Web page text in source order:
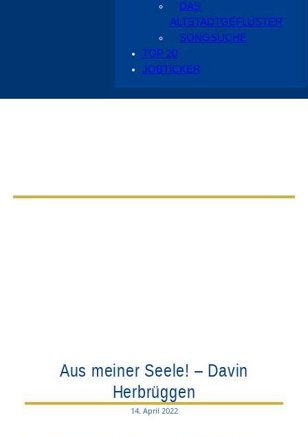
DAS
ALTSTADTGEFLÜSTER
SONGSUCHE
TOP 20
JOBTICKER
Aus meiner Seele! – Davin
Herbrüggen
14. April 2022